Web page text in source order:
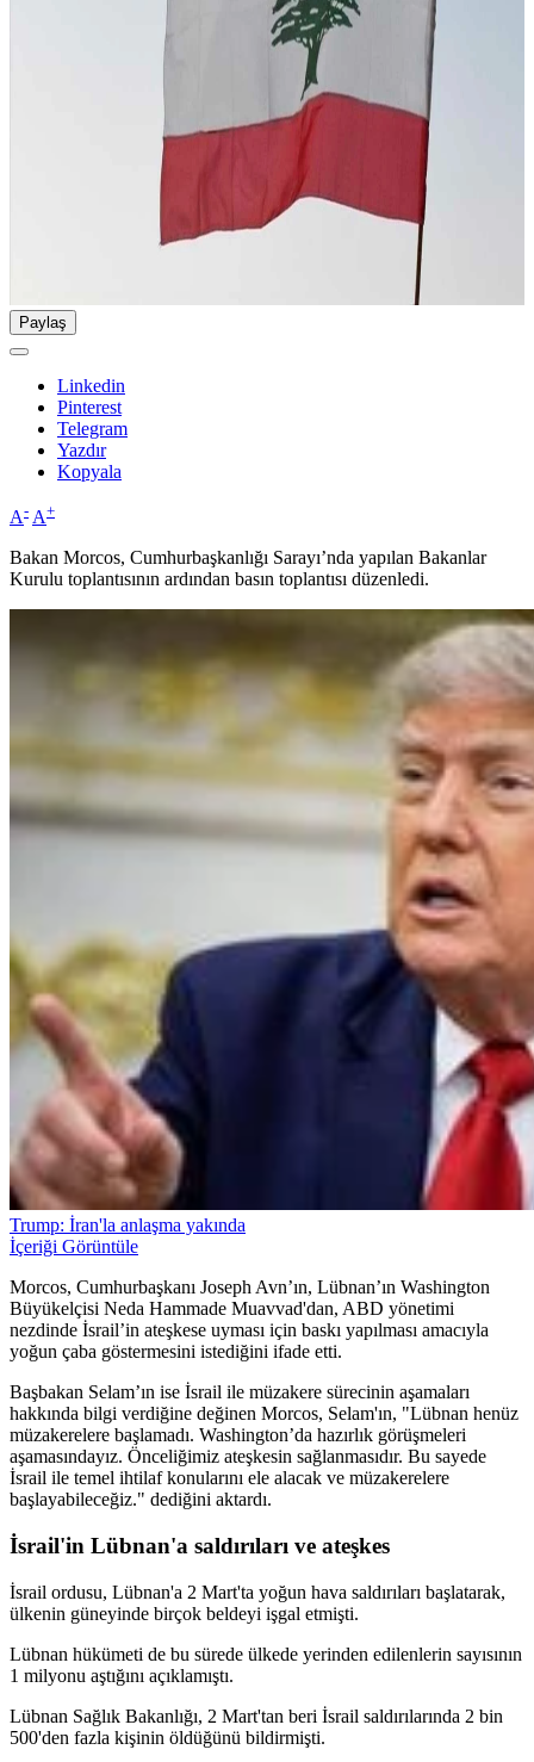
Paylaş
Linkedin
Pinterest
Telegram
Yazdır
Kopyala
A- A+
Bakan Morcos, Cumhurbaşkanlığı Sarayı’nda yapılan Bakanlar
Kurulu toplantısının ardından basın toplantısı düzenledi.
Trump: İran'la anlaşma yakında
İçeriği Görüntüle
Morcos, Cumhurbaşkanı Joseph Avn’ın, Lübnan’ın Washington
Büyükelçisi Neda Hammade Muavvad'dan, ABD yönetimi
nezdinde İsrail’in ateşkese uyması için baskı yapılması amacıyla
yoğun çaba göstermesini istediğini ifade etti.
Başbakan Selam’ın ise İsrail ile müzakere sürecinin aşamaları
hakkında bilgi verdiğine değinen Morcos, Selam'ın, "Lübnan henüz
müzakerelere başlamadı. Washington’da hazırlık görüşmeleri
aşamasındayız. Önceliğimiz ateşkesin sağlanmasıdır. Bu sayede
İsrail ile temel ihtilaf konularını ele alacak ve müzakerelere
başlayabileceğiz." dediğini aktardı.
İsrail'in Lübnan'a saldırıları ve ateşkes
İsrail ordusu, Lübnan'a 2 Mart'ta yoğun hava saldırıları başlatarak,
ülkenin güneyinde birçok beldeyi işgal etmişti.
Lübnan hükümeti de bu sürede ülkede yerinden edilenlerin sayısının
1 milyonu aştığını açıklamıştı.
Lübnan Sağlık Bakanlığı, 2 Mart'tan beri İsrail saldırılarında 2 bin
500'den fazla kişinin öldüğünü bildirmişti.